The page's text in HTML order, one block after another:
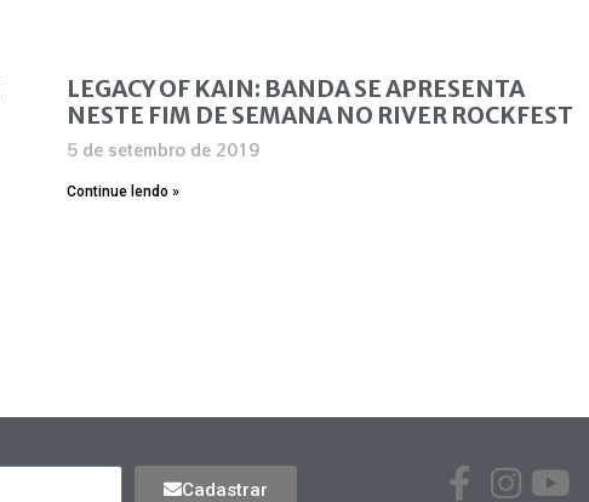
LEGACY OF KAIN: BANDA SE APRESENTA
NESTE FIM DE SEMANA NO RIVER ROCKFEST
5 de setembro de 2019
Continue lendo »
Cadastrar